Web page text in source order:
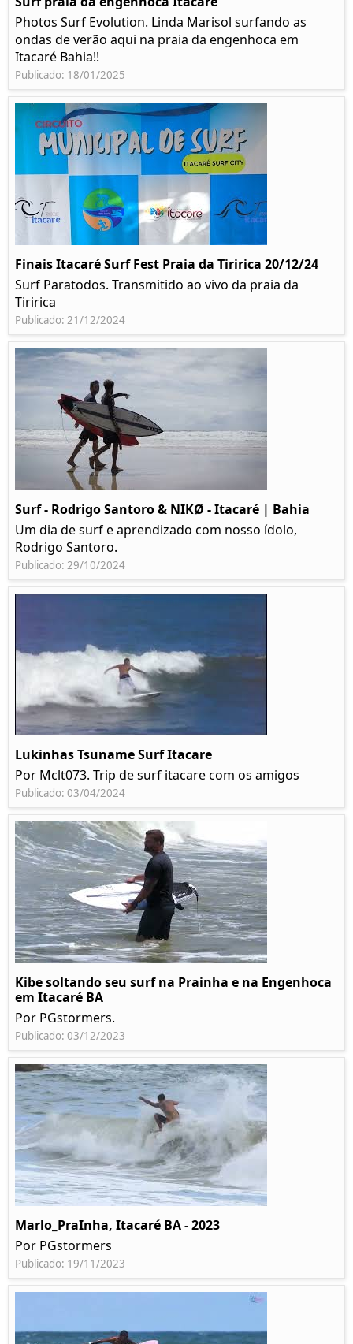
Photos Surf Evolution. Linda Marisol surfando as
ondas de verão aqui na praia da engenhoca em
Itacaré Bahia!!
Publicado: 18/01/2025
Finais Itacaré Surf Fest Praia da Tiririca 20/12/24
Surf Paratodos. Transmitido ao vivo da praia da
Tiririca
Publicado: 21/12/2024
Surf - Rodrigo Santoro & NIKØ - Itacaré | Bahia
Um dia de surf e aprendizado com nosso ídolo,
Rodrigo Santoro.
Publicado: 29/10/2024
Lukinhas Tsuname Surf Itacare
Por Mclt073. Trip de surf itacare com os amigos
Publicado: 03/04/2024
Kibe soltando seu surf na Prainha e na Engenhoca
em Itacaré BA
Por PGstormers.
Publicado: 03/12/2023
Marlo_PraInha, Itacaré BA - 2023
Por PGstormers
Publicado: 19/11/2023